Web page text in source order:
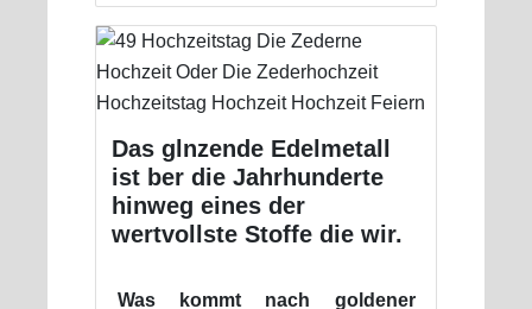
Das glnzende Edelmetall
ist ber die Jahrhunderte
hinweg eines der
wertvollste Stoffe die wir.
Was kommt nach goldener